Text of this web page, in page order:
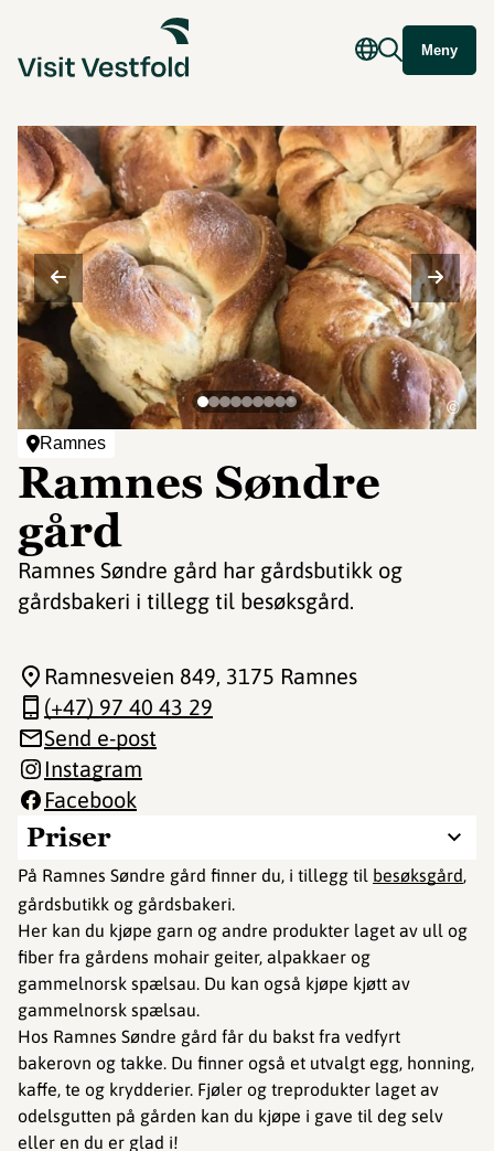
Meny
Ramnes
Ramnes Søndre
gård
Ramnes Søndre gård har gårdsbutikk og
gårdsbakeri i tillegg til besøksgård.
©
Priser
På Ramnes Søndre gård finner du, i tillegg til besøksgård,
gårdsbutikk og gårdsbakeri.
Her kan du kjøpe garn og andre produkter laget av ull og
fiber fra gårdens mohair geiter, alpakkaer og
gammelnorsk spælsau. Du kan også kjøpe kjøtt av
gammelnorsk spælsau.
Hos Ramnes Søndre gård får du bakst fra vedfyrt
bakerovn og takke. Du finner også et utvalgt egg, honning,
kaffe, te og krydderier. Fjøler og treprodukter laget av
odelsgutten på gården kan du kjøpe i gave til deg selv
eller en du er glad i!
Ramnesveien 849, 3175 Ramnes
(+47) 97 40 43 29
Send e-post
Instagram
Facebook